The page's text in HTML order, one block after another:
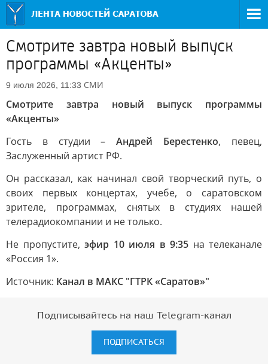
Смотрите завтра новый выпуск
программы «Акценты»
9 июля 2026, 11:33 СМИ
Смотрите завтра новый выпуск программы
«Акценты»
Гость в студии –Андрей Берестенко, певец,
Заслуженный артист РФ.
Он рассказал, как начинал свой творческий путь, о
своих первых концертах, учебе, о саратовском
зрителе, программах, снятых в студиях нашей
телерадиокомпании и не только.
Не пропустите, эфир 10 июля в 9:35 на телеканале
«Россия 1».
Источник: Канал в МАКС "ГТРК «Саратов»"
Подписывайтесь на наш Telegram-канал
ПОДПИСАТЬСЯ